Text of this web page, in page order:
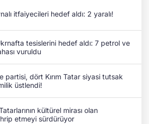
itfaiyecileri hedef aldı: 2 yaralı!
tesislerini hedef aldı: 7 petrol ve
vuruldu
partisi, dört Kırım Tatar siyasi tutsak
üstlendi!
kültürel mirası olan
etmeyi sürdürüyor